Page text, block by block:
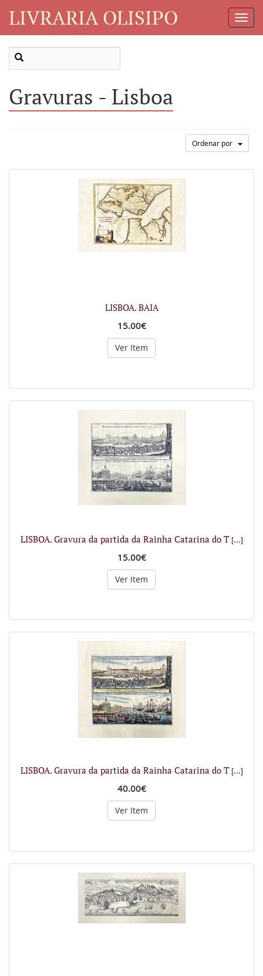
LIVRARIA OLISIPO
Gravuras - Lisboa
Ordenar por
LISBOA. BAIA
15.00€
Ver Item
LISBOA. Gravura da partida da Rainha Catarina do T [...]
15.00€
Ver Item
LISBOA. Gravura da partida da Rainha Catarina do T [...]
40.00€
Ver Item